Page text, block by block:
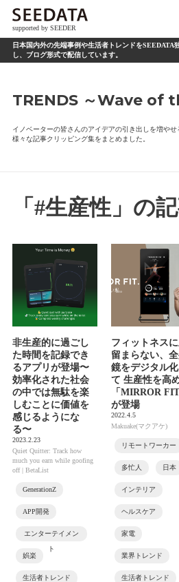
supported by SEEDER
日本国内外の先端事例や生活者トレンドをSEEDATA
し、ブログ形式で配信しています。
TRENDS ～Wave of
イノベーターの皆さんのアイデアの引き出しを増やせ
様々な記事クリッピング集をまとめました。
「#生産性」の
非生産的に過ごし
た時間を記録でき
るアプリが登場〜
効率化された社会
の中では無駄を楽
しむことに価値を
感じるようにな
る〜
2023.2.23
Quiet Quitter: Track how
much you earn while goofing
off | BetaList
GenerationZ
APP開発
エンターテイメン
ト
娯楽
生活者トレンド
フィットネス
留まらない、
鏡をデジタル
て 生産性を高
「MIRROR
が登場
2022.4.5
Makuake(マクアケ)
リモートワーカー
多忙人 日本
インテリア
ヘルスケア
家電
業界トレンド
生活者トレンド